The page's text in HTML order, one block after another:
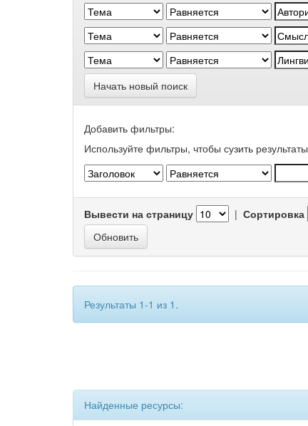
Начать новый поиск
Добавить фильтры:
Используйте фильтры, чтобы сузить
Вывести на страницу | Сортировка
Результаты 1-1 из 1.
Найденные ресурсы: